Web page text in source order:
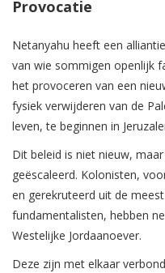
Provocatie
Netanyahu heeft een
van wie sommigen openlijk
het provoceren van een
fysiek verwijderen van de
leven, te beginnen in
Dit beleid is niet nieuw,
geëscaleerd. Kolonisten,
en gerekruteerd uit de
fundamentalisten, hebben
Westelijke Jordaanoever.
Deze zijn met elkaar